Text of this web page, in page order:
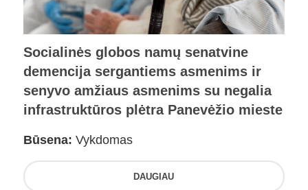
Socialinės globos namų senatvine
demencija sergantiems asmenims ir
senyvo amžiaus asmenims su negalia
infrastruktūros plėtra Panevėžio mieste
Būsena: Vykdomas
DAUGIAU